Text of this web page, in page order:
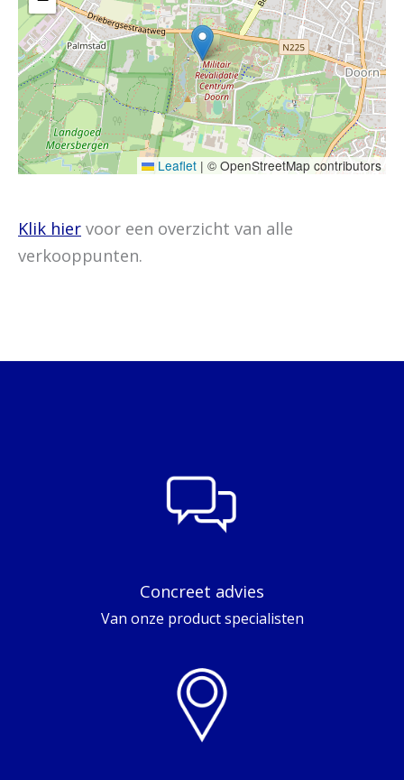
Leaflet | © OpenStreetMap contributors
Klik hier voor een overzicht van alle
verkooppunten.
Concreet advies
Van onze product specialisten